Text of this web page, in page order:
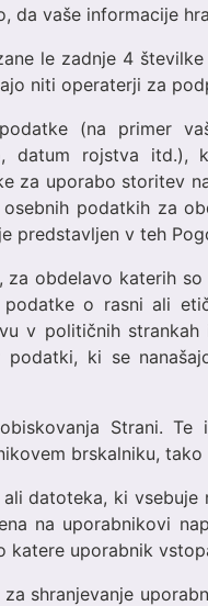
da vaše informacije
le zadnje 4
niti operaterji za
(na primer
datum rojstva
za uporabo storitev
podatkih za
predstavljen v teh
za obdelavo katerih
podatke o rasni ali
v političnih
ki se
Strani. Te
brskalniku,
datoteka, ki
na uporabnikovi
katere uporabnik
shranjevanje